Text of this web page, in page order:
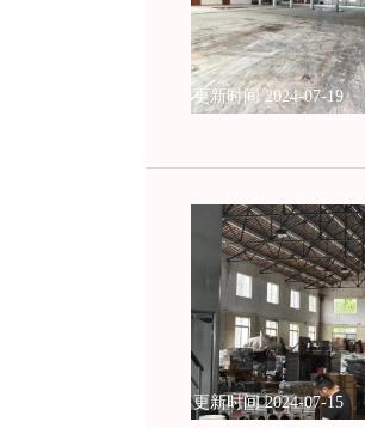
更新时间 2024-07-19
更新时间 2024-07-15